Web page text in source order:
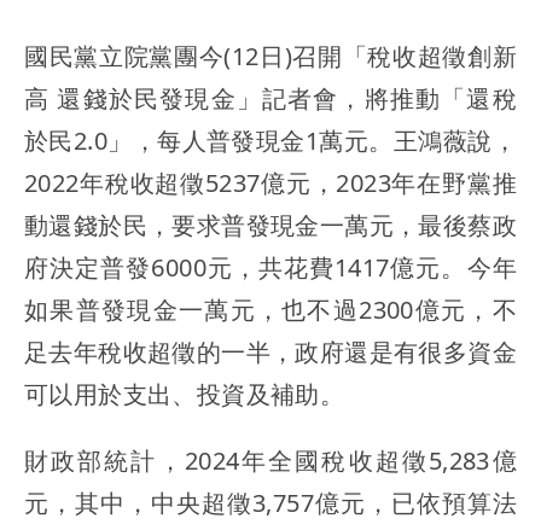
國民黨立院黨團今(12日)召開「稅收超徵創新
高 還錢於民發現金」記者會，將推動「還稅
於民2.0」，每人普發現金1萬元。王鴻薇說，
2022年稅收超徵5237億元，2023年在野黨推
動還錢於民，要求普發現金一萬元，最後蔡政
府決定普發6000元，共花費1417億元。今年
如果普發現金一萬元，也不過2300億元，不
足去年稅收超徵的一半，政府還是有很多資金
可以用於支出、投資及補助。
財政部統計，2024年全國稅收超徵5,283億
元，其中，中央超徵3,757億元，已依預算法